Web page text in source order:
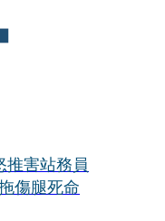
推害站務員
傷腿死命